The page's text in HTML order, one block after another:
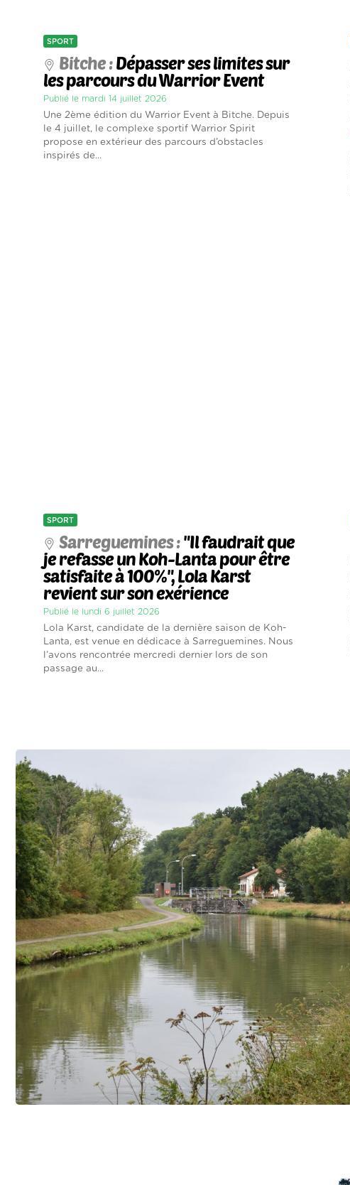
SPORT
Bitche :Dépasser ses limites sur
les parcours du Warrior Event
Publié le mardi 14 juillet 2026
Une 2ème édition du Warrior Event à Bitche. Depuis
le 4 juillet, le complexe sportif Warrior Spirit
propose en extérieur des parcours d’obstacles
inspirés de...
SPORT
Sarreguemines :"Il faudrait que
je refasse un Koh-Lanta pour être
satisfaite à 100%", Lola Karst
revient sur son exérience
Publié le lundi 6 juillet 2026
Lola Karst, candidate de la dernière saison de Koh-
Lanta, est venue en dédicace à Sarreguemines. Nous
l’avons rencontrée mercredi dernier lors de son
passage au...